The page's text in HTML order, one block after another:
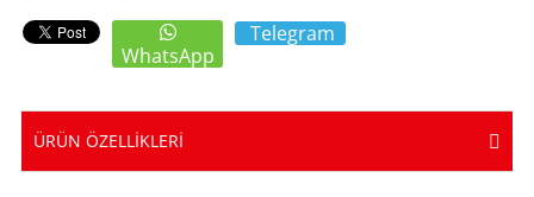
WhatsApp
Telegram
ÜRÜN ÖZELLIKLERI